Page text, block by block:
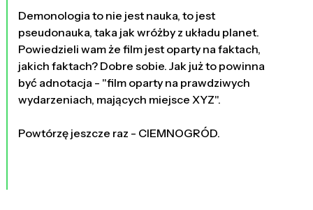
Demonologia to nie jest nauka, to jest
pseudonauka, taka jak wróżby z układu planet.
Powiedzieli wam że film jest oparty na faktach,
jakich faktach? Dobre sobie. Jak już to powinna
być adnotacja - "film oparty na prawdziwych
wydarzeniach, mających miejsce XYZ".
Powtórzę jeszcze raz - CIEMNOGRÓD.